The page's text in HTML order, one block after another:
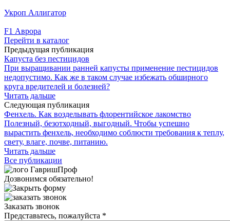
Укроп Аллигатор
F1 Аврора
Перейти в каталог
Предыдущая публикация
Капуста без пестицидов
При выращивании ранней капусты применение пестицидов
недопустимо. Как же в таком случае избежать обширного
круга вредителей и болезней?
Читать дальше
Следующая публикация
Фенхель. Как возделывать флорентийское лакомство
Полезный, безотходный, выгодный. Чтобы успешно
вырастить фенхель, необходимо соблюсти требования к теплу,
свету, влаге, почве, питанию.
Читать дальше
Все публикации
Дозвонимся обязательно!
Заказать звонок
Представьтесь, пожалуйста *